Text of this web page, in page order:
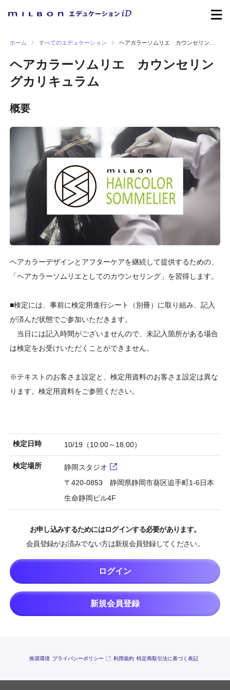
ホーム すべてのエデュケーション ヘアカラーソムリエ カウンセリングカリキュラム
ヘアカラーソムリエ カウンセリン
グカリキュラム
概要
ヘアカラーデザインとアフターケアを継続して提供するための、
「ヘアカラーソムリエとしてのカウンセリング」を習得します。
■検定には、事前に検定用進行シート（別冊）に取り組み、記入
が済んだ状態でご参加いただきます。
当日には記入時間がございませんので、未記入箇所がある場合
は検定をお受けいただくことができません。
※テキストのお客さま設定と、検定用資料のお客さま設定は異な
ります。検定用資料をご参照ください。
検定日時 10/19（10:00～18:00）
検定場所
静岡スタジオ
〒420-0853 静岡県静岡市葵区追手町1-6日本
生命静岡ビル4F
お申し込みするためにはログインする必要があります。
会員登録がお済みでない方は新規会員登録してください。
ログイン
新規会員登録
推奨環境 プライバシーポリシー 利用規約 特定商取引法に基づく表記